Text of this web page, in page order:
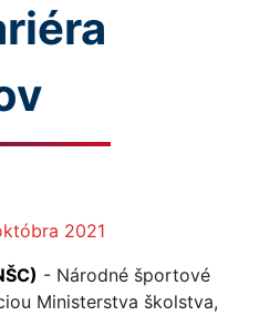
2021
- Národné športové
Ministerstva školstva,